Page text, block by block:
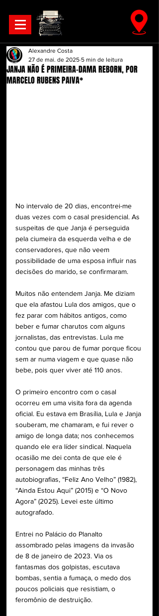
JANJA NÃO É PRIMEIRA-DAMA REBORN, POR
MARCELO RUBENS PAIVA*
Alexandre Costa
27 de mai. de 2025 5 min de leitura
No intervalo de 20 dias, encontrei-me
duas vezes com o casal presidencial. As
suspeitas de que Janja é perseguida
pela ciumeira da esquerda velha e de
conservadores, que não veem
possibilidade de uma esposa influir nas
decisões do marido, se confirmaram.
Muitos não entendem Janja. Me diziam
que ela afastou Lula dos amigos, que o
fez parar com hábitos antigos, como
beber e fumar charutos com alguns
jornalistas, das entrevistas. Lula me
contou que parou de fumar porque ficou
sem ar numa viagem e que quase não
bebe, pois quer viver até 110 anos.
O primeiro encontro com o casal
ocorreu em uma visita fora da agenda
oficial. Eu estava em Brasília, Lula e Janja
souberam, me chamaram, e fui rever o
amigo de longa data; nos conhecemos
quando ele era líder sindical. Naquela
ocasião me dei conta de que ele é
personagem das minhas três
autobiografias, “Feliz Ano Velho” (1982),
“Ainda Estou Aqui” (2015) e “O Novo
Agora” (2025). Levei este último
autografado.
Entrei no Palácio do Planalto
assombrado pelas imagens da invasão
de 8 de janeiro de 2023. Via os
fantasmas dos golpistas, escutava
bombas, sentia a fumaça, o medo dos
poucos policiais que resistiam, o
feromônio de destruição.